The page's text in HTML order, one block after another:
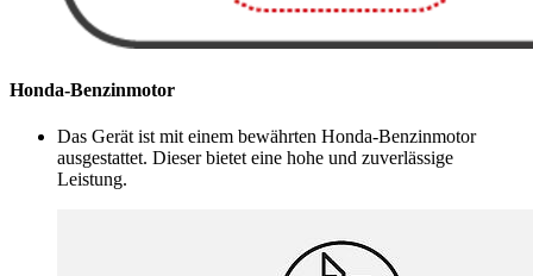
Honda-Benzinmotor
Das Gerät ist mit einem bewährten Honda-Benzinmotor
ausgestattet. Dieser bietet eine hohe und zuverlässige
Leistung.